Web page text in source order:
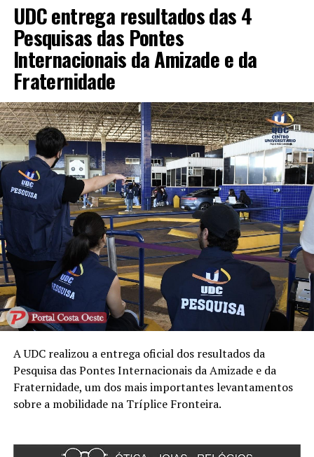
UDC entrega resultados das 4
Pesquisas das Pontes
Internacionais da Amizade e da
Fraternidade
A UDC realizou a entrega oficial dos resultados da
Pesquisa das Pontes Internacionais da Amizade e da
Fraternidade, um dos mais importantes levantamentos
sobre a mobilidade na Tríplice Fronteira.